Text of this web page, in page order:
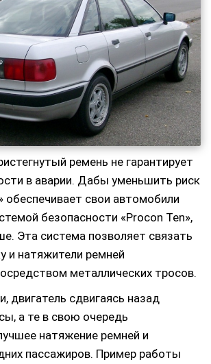
ремень не гарантирует
в аварии. Дабы уменьшить риск
обеспечивает свои автомобили
безопасности «Procon Ten»,
Эта система позволяет связать
и натяжители ремней
металлических тросов.
двигатель сдвигаясь назад
а те в свою очередь
натяжение ремней и
пассажиров. Пример работы